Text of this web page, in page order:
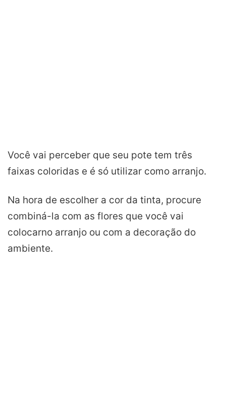
Você vai perceber que seu pote tem três
faixas coloridas e é só utilizar como arranjo.
Na hora de escolher a cor da tinta, procure
combiná-la com as flores que você vai
colocarno arranjo ou com a decoração do
ambiente.